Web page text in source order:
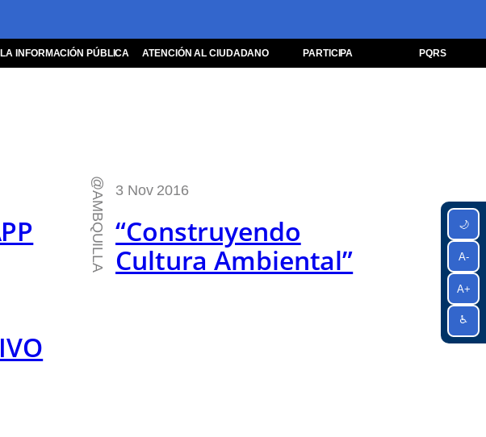
🌙
A-
A+
♿
INFORMACIÓN PÚBLICA ATENCIÓN AL CIUDADANO PARTICIPA PQRS
@AMBQUILLA 3 Nov 2016
“Construyendo
Cultura Ambiental”